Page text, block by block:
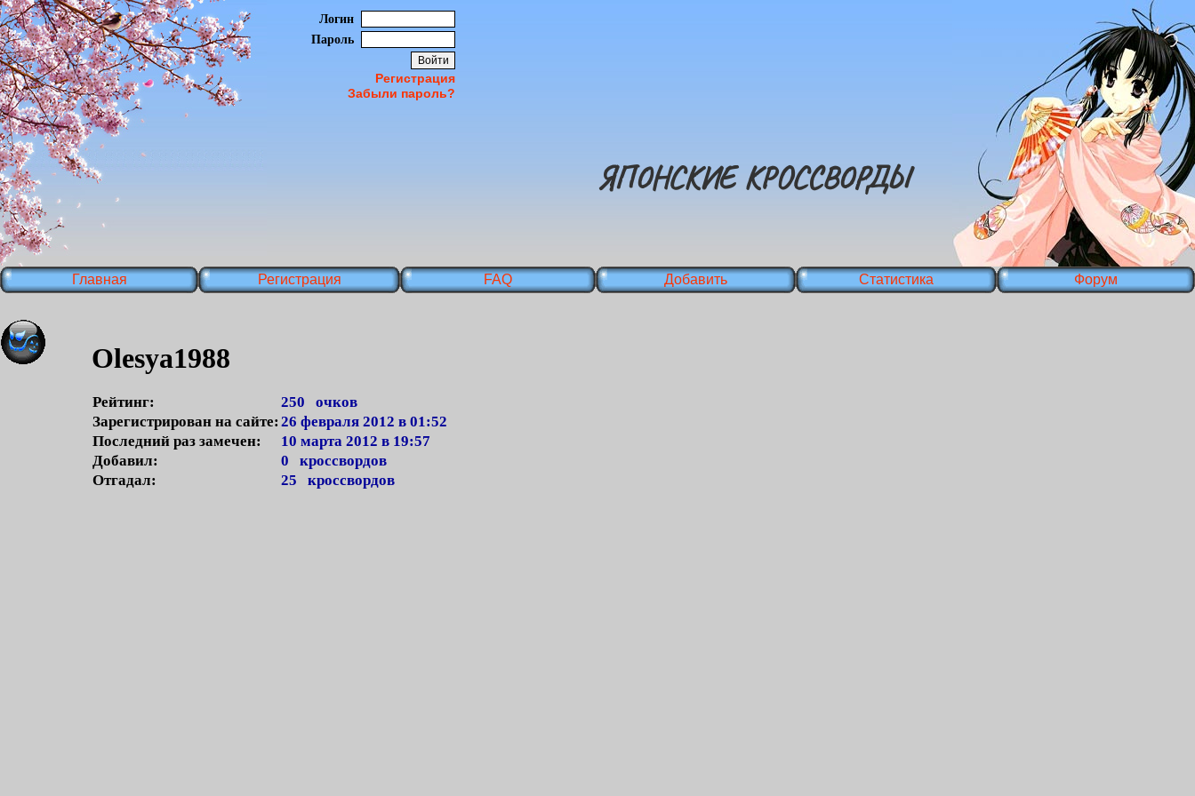
Логин
Пароль
Регистрация
Забыли пароль?
ЯПОНСКИЕ КРОССВОРДЫ
Главная Регистрация FAQ Добавить Статистика Форум
Olesya1988
Рейтинг:
250 очков
Зарегистрирован на сайте: 26 февраля 2012 в 01:52
Последний раз замечен:
10 марта 2012 в 19:57
Добавил:
0 кроссвордов
Отгадал:
25 кроссвордов